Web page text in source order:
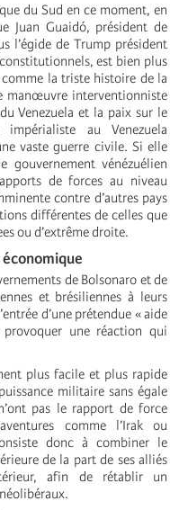
du Sud en ce moment, en
Juan Guaidó, président de
l’égide de Trump président
est bien plus
la triste histoire de la
manœuvre interventionniste
Venezuela et la paix sur le
au Venezuela
vaste guerre civile. Si elle
gouvernement vénézuélien
de forces au niveau
contre d’autres pays
différentes de celles que
ou d’extrême droite.
de Bolsonaro et de
et brésiliennes à leurs
d’une prétendue « aide
une réaction qui
plus facile et plus rapide
militaire sans égale
pas le rapport de force
comme l’Irak ou
donc à combiner le
de la part de ses alliés
afin de rétablir un